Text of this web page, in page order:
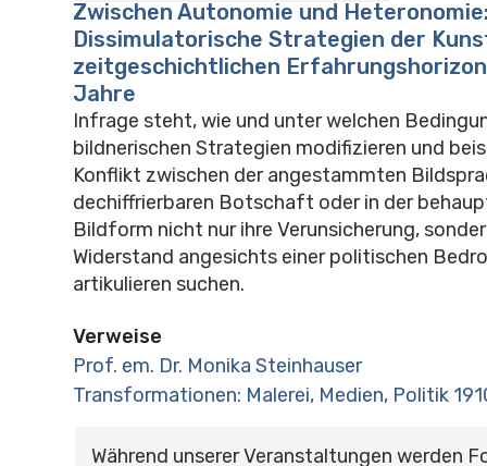
Zwischen Autonomie und
Dissimulatorische Strategien der
zeitgeschichtlichen
Jahre
Infrage steht, wie und unter welchen
bildnerischen Strategien modifizieren und
Konflikt zwischen der angestammten
dechiffrierbaren Botschaft oder in der
Bildform nicht nur ihre Verunsicherung,
Widerstand angesichts einer politischen
artikulieren suchen.
Verweise
Prof. em. Dr. Monika Steinhauser
Transformationen: Malerei, Medien, Politik
Während unserer Veranstaltungen werden